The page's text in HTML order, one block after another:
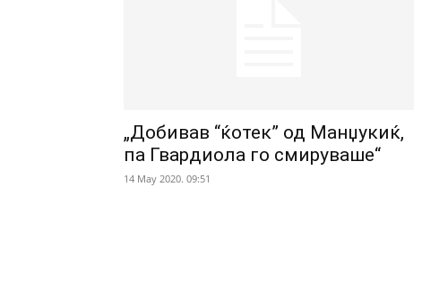
„Добивав “ќотек” од Манџукиќ,
па Гвардиола го смируваше“
14 May 2020. 09:51